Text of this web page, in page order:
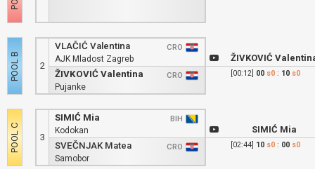
2
VLAČIĆ Valentina
CRO
AJK Mladost Zagreb
ŽIVKOVIĆ Valentina
CRO
Pujanke
3
SIMIĆ Mia
BIH
Kodokan
SVEČNJAK Matea
CRO
Samobor
ŽIVKOVIĆ
[00:12] 00 s0: 10 s0
SIMIĆ Mia
[02:44] 10 s0: 00 s0